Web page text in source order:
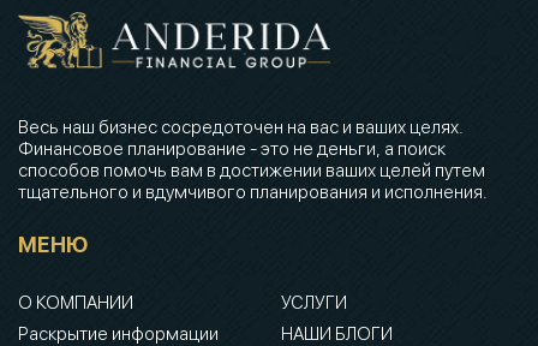
Весь наш бизнес сосредоточен на вас и ваших целях.
Финансовое планирование - это не деньги, а поиск
способов помочь вам в достижении ваших целей путем
тщательного и вдумчивого планирования и исполнения.
МЕНЮ
О КОМПАНИИ
УСЛУГИ
Раскрытие информации
НАШИ БЛОГИ